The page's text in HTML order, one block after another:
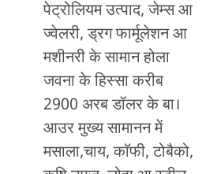
पेट्रोलियम उत्पाद, जेम्स आ
ज्वेलरी, ड्रग फार्मूलेशन आ
मशीनरी के सामान होला
जवना के हिस्सा करीब
2900 अरब डॉलर के बा।
आउर मुख्य सामानन में
मसाला,चाय, काॅफी, टोबैको,